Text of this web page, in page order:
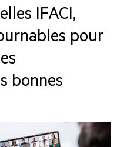
IFACI,
pour
bonnes